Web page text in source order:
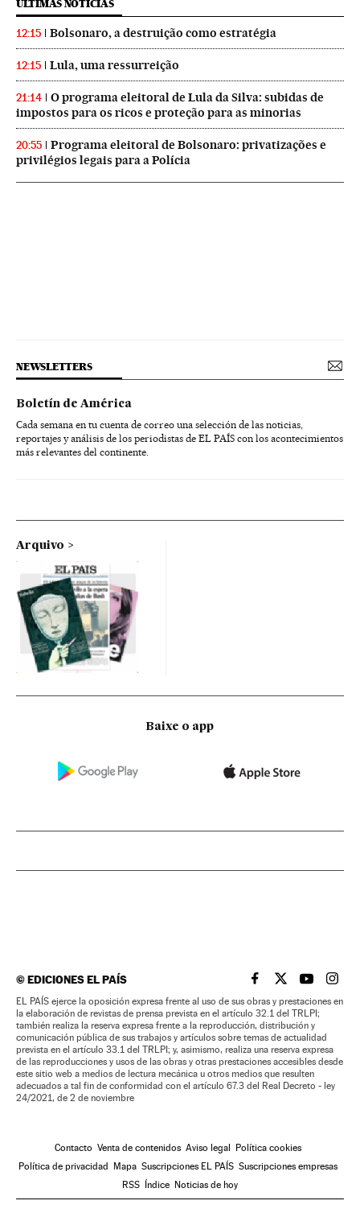
ÚLTIMAS NOTICIAS
12:15 Bolsonaro, a destruição como estratégia
12:15 Lula, uma ressurreição
21:14
O programa eleitoral de Lula da Silva: subidas de
impostos para os ricos e proteção para as minorias
20:55
Programa eleitoral de Bolsonaro: privatizações e
privilégios legais para a Polícia
NEWSLETTERS
Boletín de América
Cada semana en tu cuenta de correo una selección de las noticias,
reportajes y análisis de los periodistas de EL PAÍS con los acontecimientos
más relevantes del continente.
Arquivo
Baixe o app
©EDICIONES EL PAÍS EL PAÍS BRASIL EN
EL PAÍSEL PAÍS
EL
EL PAÍS ejerce la oposición expresa frente al uso de sus obras y prestaciones en
la elaboración de revistas de prensa prevista en el artículo 32.1 del TRLPI;
también realiza la reserva expresa frente a la reproducción, distribución y
comunicación pública de sus trabajos y artículos sobre temas de actualidad
prevista en el artículo 33.1 del TRLPI; y, asimismo, realiza una reserva expresa
de las reproducciones y usos de las obras y otras prestaciones accesibles desde
este sitio web a medios de lectura mecánica u otros medios que resulten
adecuados a tal fin de conformidad con el artículo 67.3 del Real Decreto - ley
24/2021, de 2 de noviembre
Contacto Venta de contenidos Aviso legal Política cookies
Política de privacidad Mapa Suscripciones EL PAÍS Suscripciones empresas
RSS Índice Noticias de hoy